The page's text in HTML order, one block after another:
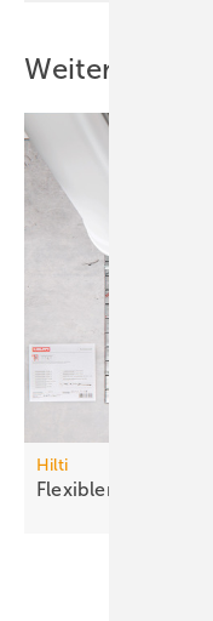
Weitere Inhalte
Hilti
Flexibler